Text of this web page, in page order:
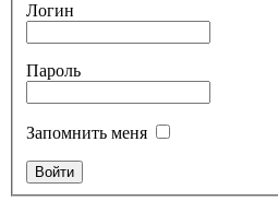
Логин
Пароль
Запомнить меня